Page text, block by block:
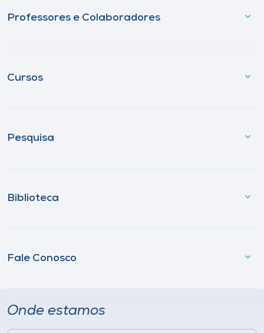
Professores e Colaboradores
Cursos
Pesquisa
Biblioteca
Fale Conosco
Onde estamos